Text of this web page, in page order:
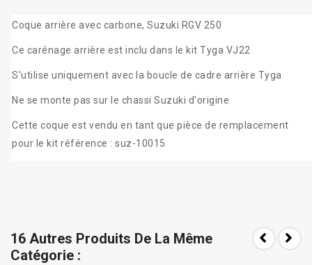
Coque arrière avec carbone, Suzuki RGV 250
Ce carénage arrière est inclu dans le kit Tyga VJ22
S'utilise uniquement avec la boucle de cadre arrière Tyga
Ne se monte pas sur le chassi Suzuki d'origine
Cette coque est vendu en tant que pièce de remplacement
pour le kit référence : suz-10015
16 Autres Produits De La Même
Catégorie :